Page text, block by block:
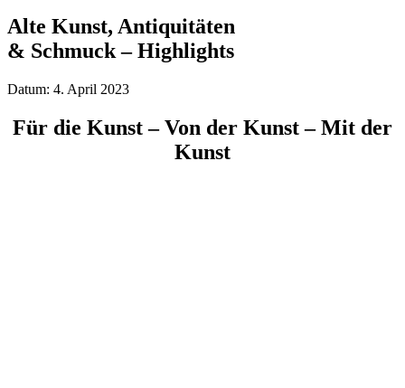
Alte Kunst, Antiquitäten
& Schmuck – Highlights
Datum: 4. April 2023
Für die Kunst – Von der Kunst – Mit der
Kunst